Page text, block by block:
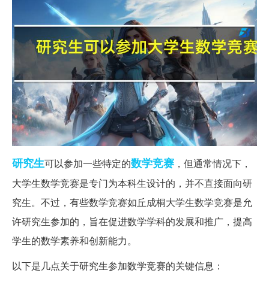
研究生可以参加一些特定的数学竞赛 ，但通常情况下，
大学生数学竞赛是专门为本科生设计的，并不直接面向研
究生。不过，有些数学竞赛如丘成桐大学生数学竞赛是允
许研究生参加的，旨在促进数学学科的发展和推广，提高
学生的数学素养和创新能力。
以下是几点关于研究生参加数学竞赛的关键信息：